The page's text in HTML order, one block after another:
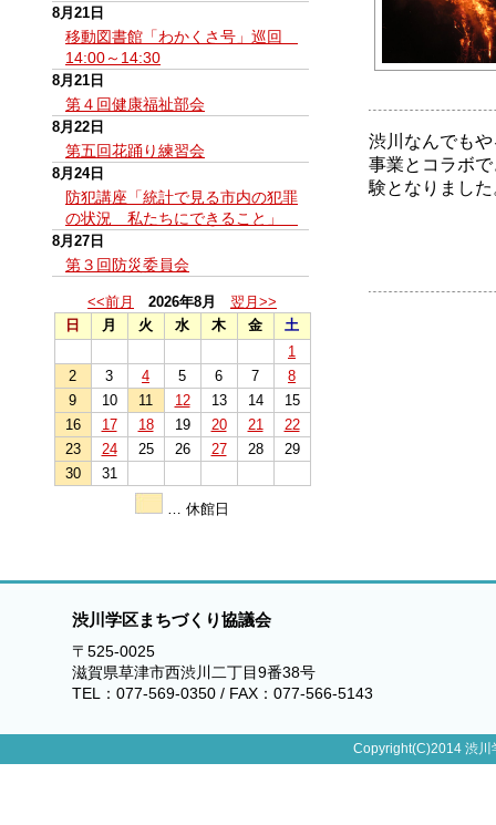
8月21日
移動図書館「わかくさ号」巡回
14:00～14:30
8月21日
第４回健康福祉部会
8月22日
第五回花踊り練習会
8月24日
防犯講座「統計で見る市内の犯罪
の状況 私たちにできること」
8月27日
第３回防災委員会
<<前月 2026年8月
翌月>>
日
月 火 水 木 金
土
1
2
3 4 5 6 7
8
9
10 11 12 13 14
15
16
17 18 19 20 21
22
23
24 25 26 27 28
29
30
31
… 休館日
渋川なんでも
事業とコラボ
験となりました
渋川学区まちづくり協議会
〒525-0025
滋賀県草津市西渋川二丁目9番38号
TEL：077-569-0350 / FAX：077-566-5143
Copyright(C)2014 渋川